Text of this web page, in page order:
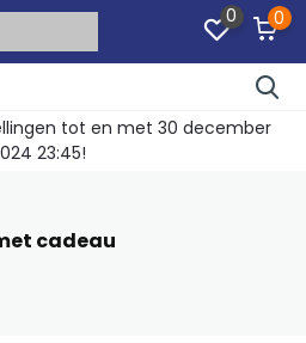
0 0
tot en met 30 december
23:45!
cadeau